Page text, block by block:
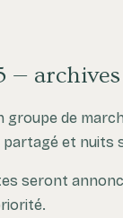
— archives
groupe de
et nuits
seront